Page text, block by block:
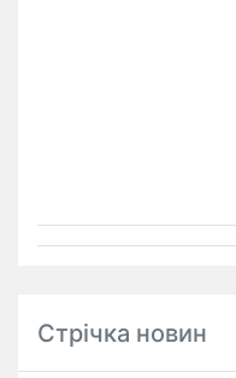
Стрічка новин